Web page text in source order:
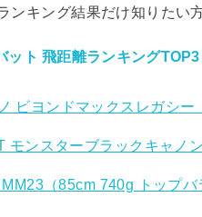
ンキング結果だけ知りたい
ット 飛距離ランキングTOP3
ビヨンドマックスレガシー
モンスターブラックキャノ
（85cm 740g トップバ